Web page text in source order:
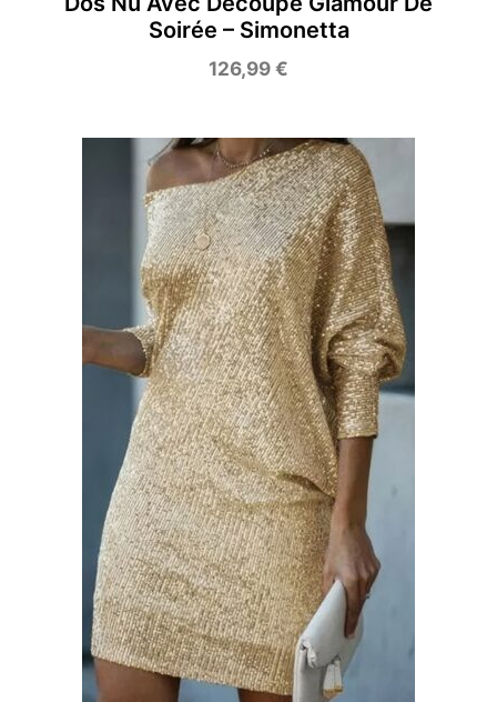
Soirée – Simonetta
126,99€